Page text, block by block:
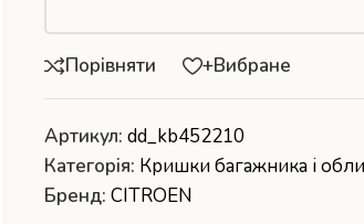
Порівняти +Вибране
Артикул:dd_kb452210
Категорія: Кришки багажника і
Бренд:CITROEN